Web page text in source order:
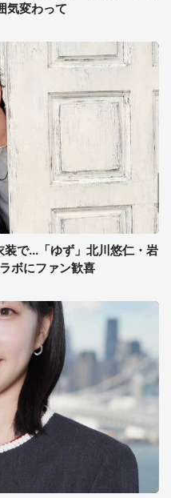
気変わって
で...「ゆず」北川悠仁・岩
ボにファン歓喜